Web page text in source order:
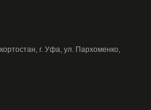
г. Уфа, ул. Пархоменко,